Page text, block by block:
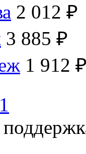
2 012 ₽
3 885 ₽
1 912